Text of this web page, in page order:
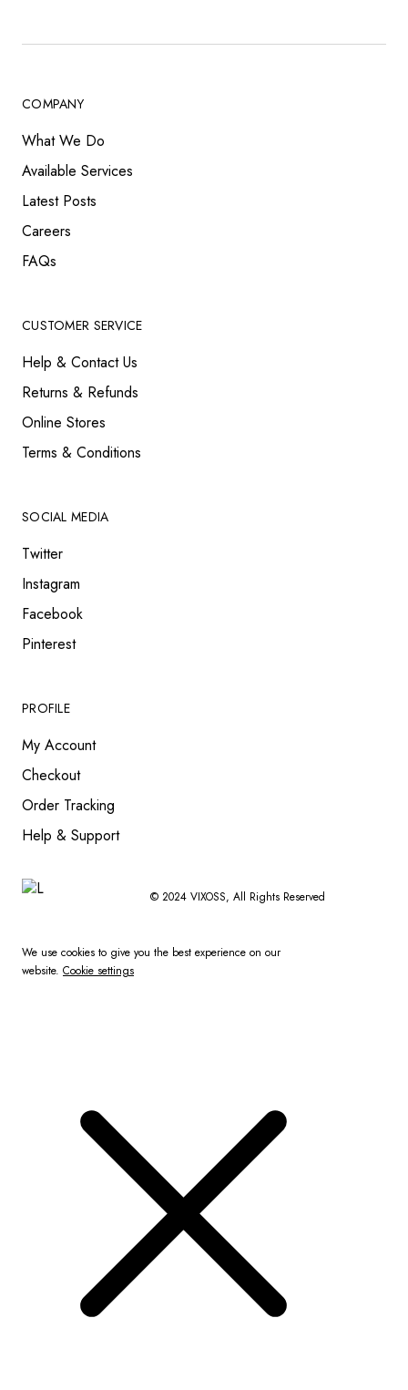
COMPANY
What We Do
Available Services
Latest Posts
Careers
FAQs
CUSTOMER SERVICE
Help & Contact Us
Returns & Refunds
Online Stores
Terms & Conditions
SOCIAL MEDIA
Twitter
Instagram
Facebook
Pinterest
PROFILE
My Account
Checkout
Order Tracking
Help & Support
© 2024 VIXOSS, All Rights Reserved
We use cookies to give you the best experience on our
website. Cookie settings